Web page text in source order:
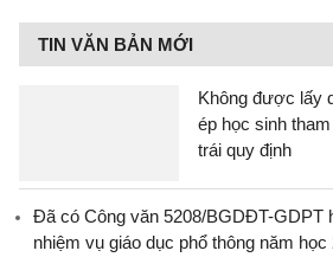
TIN VĂN BẢN MỚI
Không được lấy
ép học sinh
trái quy định
Đã có Công văn 5208/BGDĐT-GDPT
nhiệm vụ giáo dục phổ thông năm học